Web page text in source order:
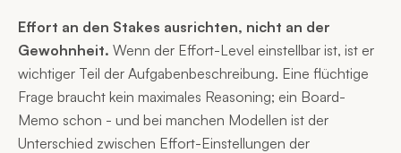
Effort an den Stakes ausrichten, nicht an der
Gewohnheit. Wenn der Effort-Level einstellbar ist, ist er
wichtiger Teil der Aufgabenbeschreibung. Eine flüchtige
Frage braucht kein maximales Reasoning; ein Board-
Memo schon - und bei manchen Modellen ist der
Unterschied zwischen Effort-Einstellungen der